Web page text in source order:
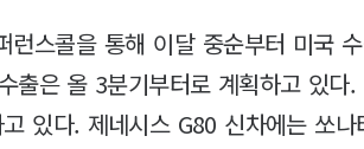
스콜을 통해 이달 중순부터 미국
출은 올 3분기부터로 계획하고 있다
있다. 제네시스 G80 신차에는 쏘